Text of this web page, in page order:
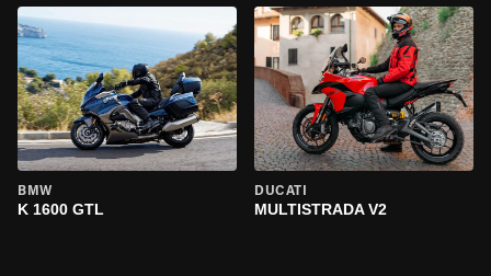
BMW
K 1600 GTL
DUCATI
MULTISTRADA V2